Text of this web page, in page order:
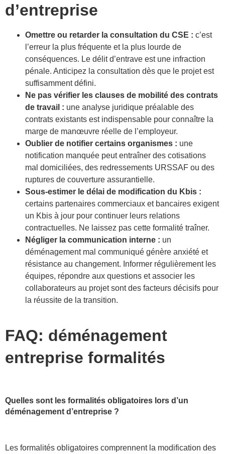
d’entreprise
Omettre ou retarder la consultation du CSE : c’est
l’erreur la plus fréquente et la plus lourde de
conséquences. Le délit d’entrave est une infraction
pénale. Anticipez la consultation dès que le projet est
suffisamment défini.
Ne pas vérifier les clauses de mobilité des contrats
de travail : une analyse juridique préalable des
contrats existants est indispensable pour connaître la
marge de manœuvre réelle de l’employeur.
Oublier de notifier certains organismes : une
notification manquée peut entraîner des cotisations
mal domiciliées, des redressements URSSAF ou des
ruptures de couverture assurantielle.
Sous-estimer le délai de modification du Kbis :
certains partenaires commerciaux et bancaires exigent
un Kbis à jour pour continuer leurs relations
contractuelles. Ne laissez pas cette formalité traîner.
Négliger la communication interne : un
déménagement mal communiqué génère anxiété et
résistance au changement. Informer régulièrement les
équipes, répondre aux questions et associer les
collaborateurs au projet sont des facteurs décisifs pour
la réussite de la transition.
FAQ: déménagement
entreprise formalités
Quelles sont les formalités obligatoires lors d’un
déménagement d’entreprise ?
Les formalités obligatoires comprennent la modification des